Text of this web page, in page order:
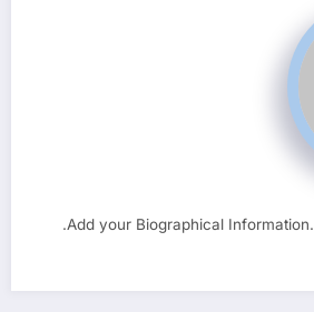
Add your Biographical Information.